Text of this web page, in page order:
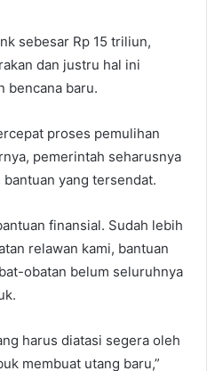
sebesar Rp 15 triliun,
dan justru hal ini
bencana baru.
proses pemulihan
pemerintah seharusnya
yang tersendat.
finansial. Sudah lebih
relawan kami, bantuan
obatan belum seluruhnya
harus diatasi segera oleh
membuat utang baru,”